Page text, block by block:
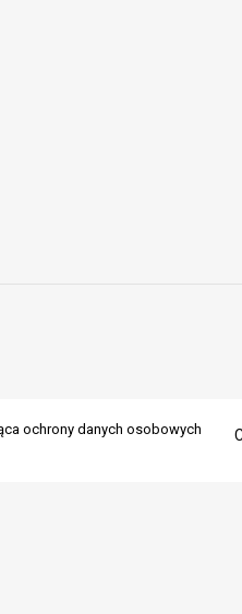
ochrony danych osobowych